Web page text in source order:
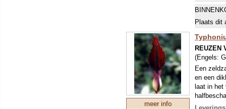
Plaats dit
meer info
REUZEN
(Engels:
Een
en een
laat in het